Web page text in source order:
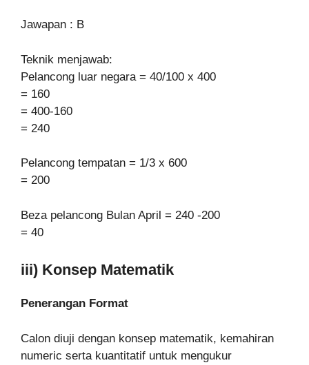
Jawapan : B
Teknik menjawab:
Pelancong luar negara = 40/100 x 400
= 160
= 400-160
= 240
Pelancong tempatan = 1/3 x 600
= 200
Beza pelancong Bulan April = 240 -200
= 40
iii) Konsep Matematik
Penerangan Format
Calon diuji dengan konsep matematik, kemahiran
numeric serta kuantitatif untuk mengukur